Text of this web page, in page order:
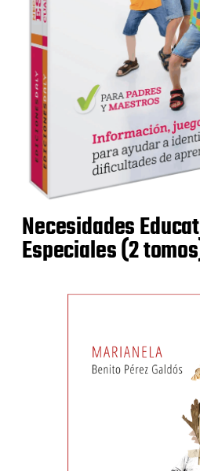
Necesidades
Especiales (2